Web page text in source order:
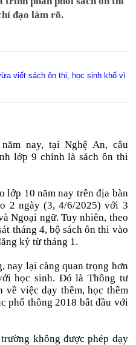
đạo làm rõ.
viết sách ôn thi, học sinh khổ vì
nay, tại Nghệ An, câu
lớp 9 chính là sách ôn thi
lớp 10 năm nay trên địa bàn
2 ngày (3, 4/6/2025) với 3
Ngoại ngữ. Tuy nhiên, theo
tháng 4, bộ sách ôn thi vào
ký từ tháng 1.
nay lại càng quan trọng hơn
học sinh. Đó là Thông tư
về việc dạy thêm, học thêm
phổ thông 2018 bắt đầu với
không được phép dạy